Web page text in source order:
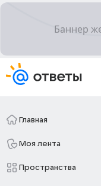
Главная
Моя лента
Пространства